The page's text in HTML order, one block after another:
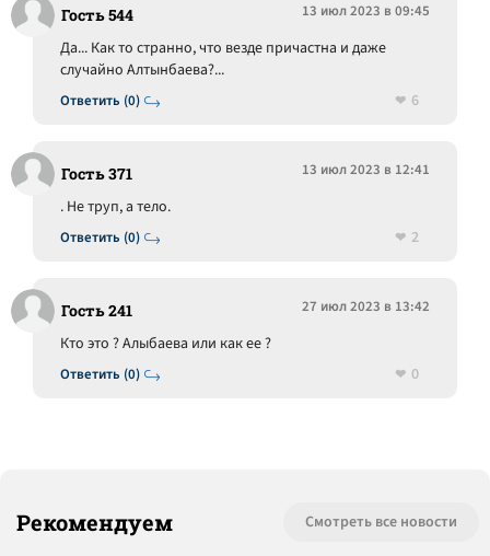
Гость 544 13 июл 2023 в 09:45
Ответить (0)
Да... Как то странно, что везде причастна и даже
случайно Алтынбаева?...
6
Гость 371 13 июл 2023 в 12:41
Ответить (0)
. Не труп, а тело.
2
Гость 241 27 июл 2023 в 13:42
Ответить (0)
Кто это ? Алыбаева или как ее ?
0
Рекомендуем Смотреть все новости